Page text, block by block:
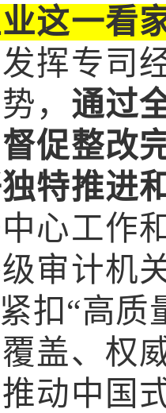
这一看
挥专司
， 通过
促整改
特推进
心工作
审计机
扣“高质
盖、权
动中国